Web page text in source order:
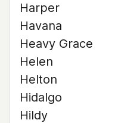
Harper
Havana
Heavy Grace
Helen
Helton
Hidalgo
Hildy